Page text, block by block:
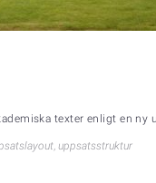
texter enligt en
, uppsatsstruktur